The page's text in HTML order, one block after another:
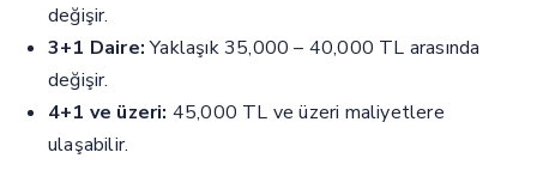
değişir.
3+1 Daire:Yaklaşık 35,000 – 40,000 TL arasında
değişir.
4+1 ve üzeri: 45,000 TL ve üzeri maliyetlere
ulaşabilir.